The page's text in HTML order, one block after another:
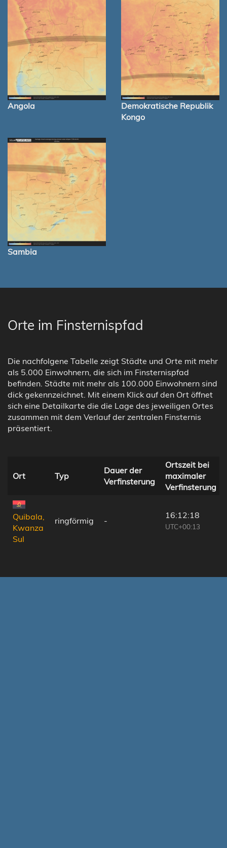
Angola
Demokratische Republik
Kongo
Sambia
Orte im Finsternispfad
Die nachfolgene Tabelle zeigt Städte und Orte mit mehr
als 5.000 Einwohnern, die sich im Finsternispfad
befinden. Städte mit mehr als 100.000 Einwohnern sind
dick gekennzeichnet. Mit einem Klick auf den Ort öffnet
sich eine Detailkarte die die Lage des jeweiligen Ortes
zusammen mit dem Verlauf der zentralen Finsternis
präsentiert.
Ort Typ
Dauer der
Verfinsterung
Ortszeit bei
maximaler
Verfinsterung
Quibala,
Kwanza
Sul
ringförmig -
16:12:18
UTC+00:13